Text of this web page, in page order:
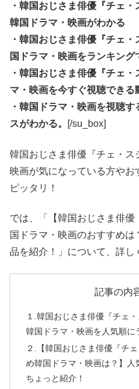
・韓国おじさま俳優『チェ
韓国ドラマ・映画がわかる
・韓国おじさま俳優『チェ
国ドラマ・映画をランキング
・韓国おじさま俳優『チェ
マ・映画を今すぐ視聴できる
・韓国ドラマ・映画を視聴
スがわかる。
[/su_box]
韓国おじさま俳優『チェ・ス
映画が気になっている方や
ピッタリ！
では、「【韓国おじさま俳
国ドラマ・映画のおすすめ
品を紹介！」について、詳し
記事の内
１.韓国おじさま俳優『チェ
韓国ドラマ・映画を人気順に
２.【韓国おじさま俳優『チ
め韓国ドラマ・映画は？】人
ちょっと紹介！